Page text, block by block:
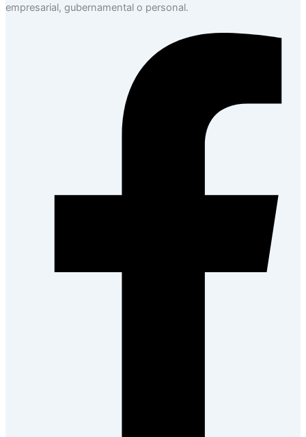
empresarial, gubernamental o personal.